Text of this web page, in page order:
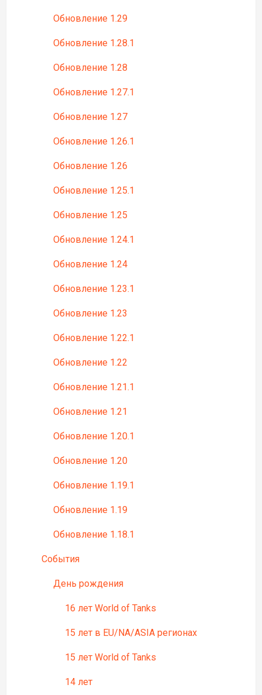
Обновление 1.29
Обновление 1.28.1
Обновление 1.28
Обновление 1.27.1
Обновление 1.27
Обновление 1.26.1
Обновление 1.26
Обновление 1.25.1
Обновление 1.25
Обновление 1.24.1
Обновление 1.24
Обновление 1.23.1
Обновление 1.23
Обновление 1.22.1
Обновление 1.22
Обновление 1.21.1
Обновление 1.21
Обновление 1.20.1
Обновление 1.20
Обновление 1.19.1
Обновление 1.19
Обновление 1.18.1
События
День рождения
16 лет World of Tanks
15 лет в EU/NA/ASIA регионах
15 лет World of Tanks
14 лет